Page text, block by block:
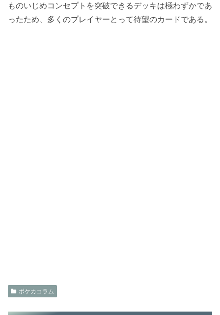
ものいじめコンセプトを突破できるデッキは極わずかであ
ったため、多くのプレイヤーとって待望のカードである。
ポケカコラム